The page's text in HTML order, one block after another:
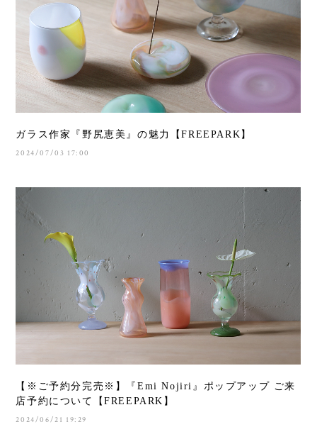
ガラス作家『野尻恵美』の魅力【FREEPARK】
2024/07/03 17:00
【※ご予約分完売※】『Emi Nojiri』ポップアップ ご来
店予約について【FREEPARK】
2024/06/21 19:29